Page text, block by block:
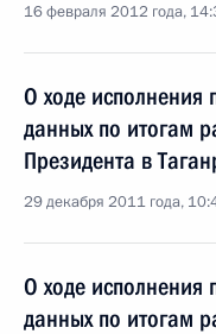
16 февраля 2012 года,
О ходе исполнения
данных по итогам
Президента в
29 декабря 2011 года,
О ходе исполнения
данных по итогам